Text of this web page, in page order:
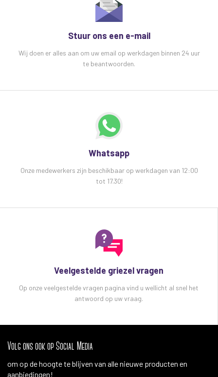
Stuur ons een e-mail
Wij doen er alles aan om uw email op werkdagen binnen 24 uur
te beantwoorden.
Whatsapp
Onze medewerkers zijn beschikbaar op werkdagen van 12:00
tot 17.30!
Veelgestelde griezel vragen
Op onze veelgestelde vragen pagina vind u wellicht al snel het
antwoord op uw vraag.
Volg ons ook op Social Media
om op de hoogte te blijven van alle nieuwe producten en
aanbiedingen!